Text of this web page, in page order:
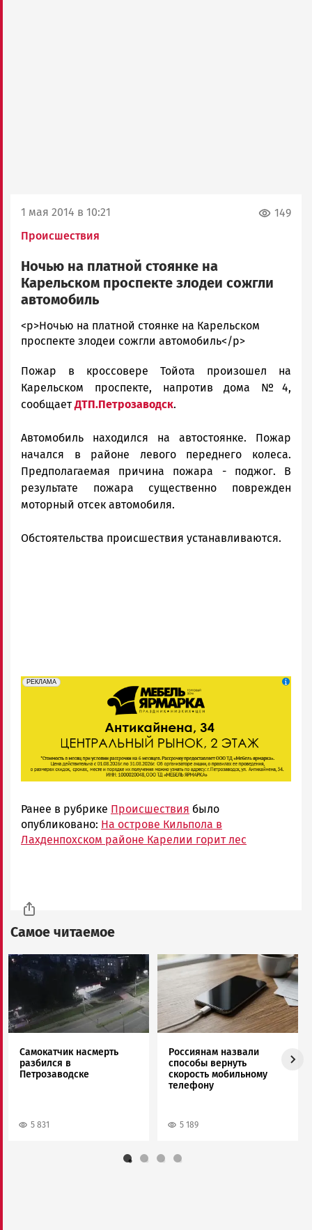
1 мая 2014 в 10:21
Происшествия
149
Ночью на платной стоянке на
Карельском проспекте злодеи сожгли
автомобиль
admintimur
Новости
и
Карелии
|
ГОВОРИТ
<p>Ночью на платной стоянке на Карельском
проспекте злодеи сожгли автомобиль</p>
Пожар в кроссовере Тойота произошел на
Карельском проспекте, напротив дома №4,
сообщаетДТП.Петрозаводск.
Автомобиль находился на автостоянке. Пожар
начался в районе левого переднего колеса.
Предполагаемая причина пожара - поджог. В
результате пожара существенно поврежден
моторный отсек автомобиля.
Обстоятельства происшествия устанавливаются.
erid: 2SDnjeFymr3
РЕКЛАМА
Реклама
Ранее в рубрике Происшествия было
опубликовано: На острове Кильпола в
Лахденпохском районе Карелии горит лес
Самое читаемое
Image
Самокатчик насмерть
разбился в
Петрозаводске
5 831
Image
Россиянам назвали
способы вернуть
скорость мобильному
телефону
5 189